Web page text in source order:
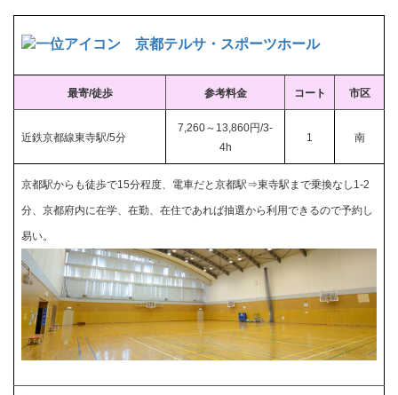
京都テルサ・スポーツホール
最寄/徒歩 参考料金 コート 市区
近鉄京都線東寺駅/5分
7,260～13,860円/3-
4h
1 南
京都駅からも徒歩で15分程度、電車だと京都駅⇒東寺駅まで乗換なし1-2
分、京都府内に在学、在勤、在住であれば抽選から利用できるので予約し
易い。